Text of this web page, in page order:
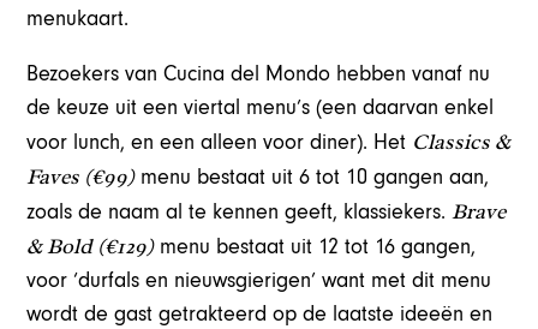
menukaart.
Bezoekers van Cucina del Mondo hebben vanaf nu
de keuze uit een viertal menu’s (een daarvan enkel
voor lunch, en een alleen voor diner). Het Classics &
Faves (€99)menu bestaat uit 6 tot 10 gangen aan,
zoals de naam al te kennen geeft, klassiekers.Brave
& Bold (€129)menu bestaat uit 12 tot 16 gangen,
voor ‘durfals en nieuwsgierigen’ want met dit menu
wordt de gast getrakteerd op de laatste ideeën en